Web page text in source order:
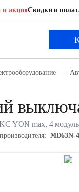
и акцииСкидки и
YON max, 4
MD63N-